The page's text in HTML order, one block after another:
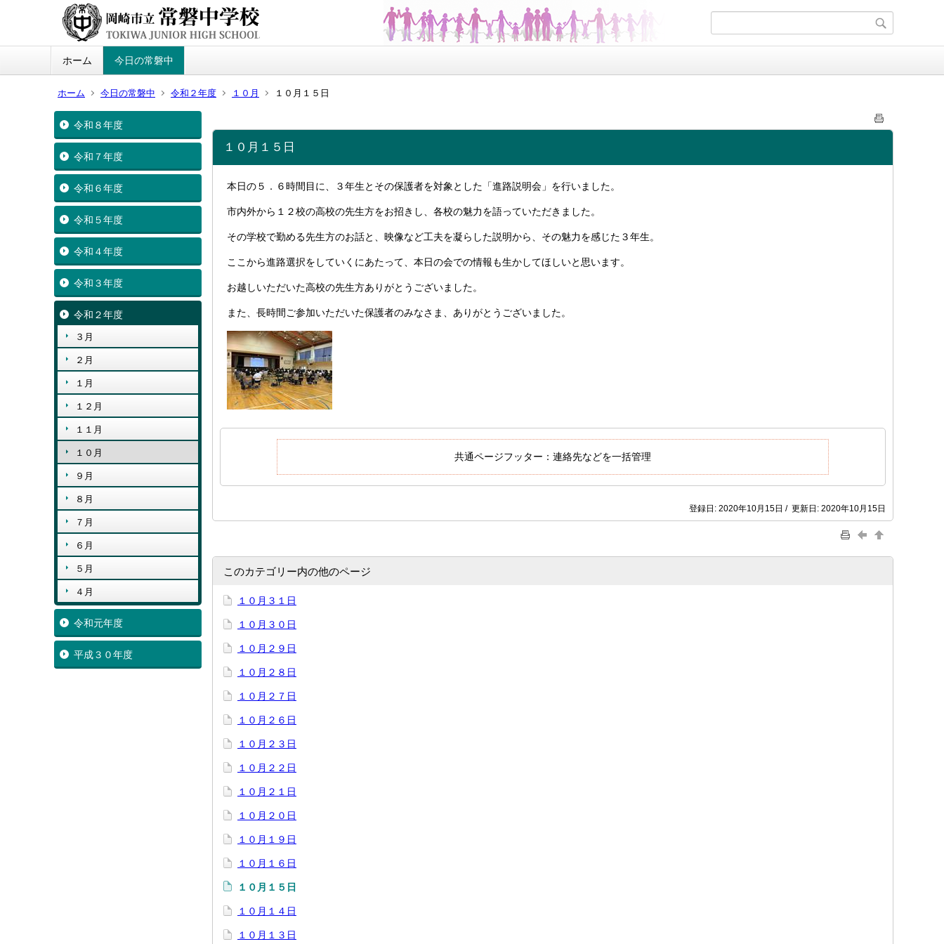
ホーム 今日の常磐中
ホーム 今日の常磐中 令和２年度 １０月 １０月１５日
令和８年度
令和７年度
令和６年度
令和５年度
令和４年度
令和３年度
令和２年度
３月
２月
１月
１２月
１１月
１０月
９月
８月
７月
６月
５月
４月
令和元年度
平成３０年度
１０月１５日
本日の５．６時間目に、３年生とその保護者を対象とした「進路説明会」を行いました。
市内外から１２校の高校の先生方をお招きし、各校の魅力を語っていただきました。
その学校で勤める先生方のお話と、映像など工夫を凝らした説明から、その魅力を感じた３年生。
ここから進路選択をしていくにあたって、本日の会での情報も生かしてほしいと思います。
お越しいただいた高校の先生方ありがとうございました。
また、長時間ご参加いただいた保護者のみなさま、ありがとうございました。
共通ページフッター：連絡先などを一括管理
登録日: 2020年10月15日 / 更新日: 2020年10月15日
このカテゴリー内の他のページ
１０月３１日
１０月３０日
１０月２９日
１０月２８日
１０月２７日
１０月２６日
１０月２３日
１０月２２日
１０月２１日
１０月２０日
１０月１９日
１０月１６日
１０月１５日
１０月１４日
１０月１３日